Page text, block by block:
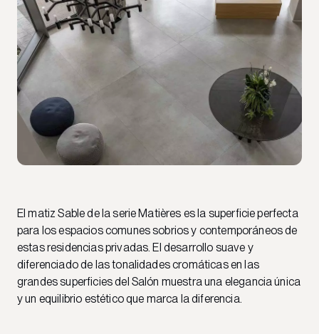
El matiz Sable de la serie Matières es la superficie perfecta
para los espacios comunes sobrios y contemporáneos de
estas residencias privadas. El desarrollo suave y
diferenciado de las tonalidades cromáticas en las
grandes superficies del Salón muestra una elegancia única
y un equilibrio estético que marca la diferencia.